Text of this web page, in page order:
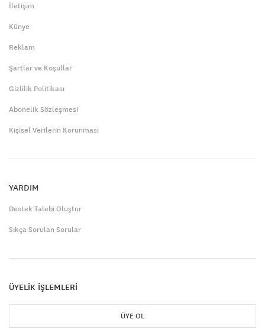
İletişim
Künye
Reklam
Şartlar ve Koşullar
Gizlilik Politikası
Abonelik Sözleşmesi
Kişisel Verilerin Korunması
YARDIM
Destek Talebi Oluştur
Sıkça Sorulan Sorular
ÜYELİK İŞLEMLERİ
ÜYE OL